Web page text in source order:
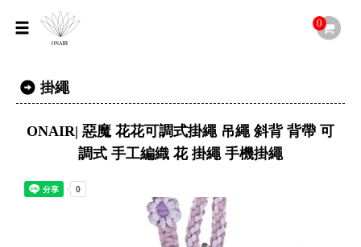
0
掛繩
ONAIR| 惡魔 花花可調式掛繩 吊繩 斜背 背帶 可
調式 手工編織 花 掛繩 手機掛繩